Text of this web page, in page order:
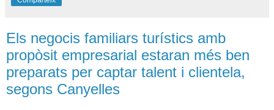
Els negocis familiars turístics amb
propòsit empresarial estaran més ben
preparats per captar talent i clientela,
segons Canyelles